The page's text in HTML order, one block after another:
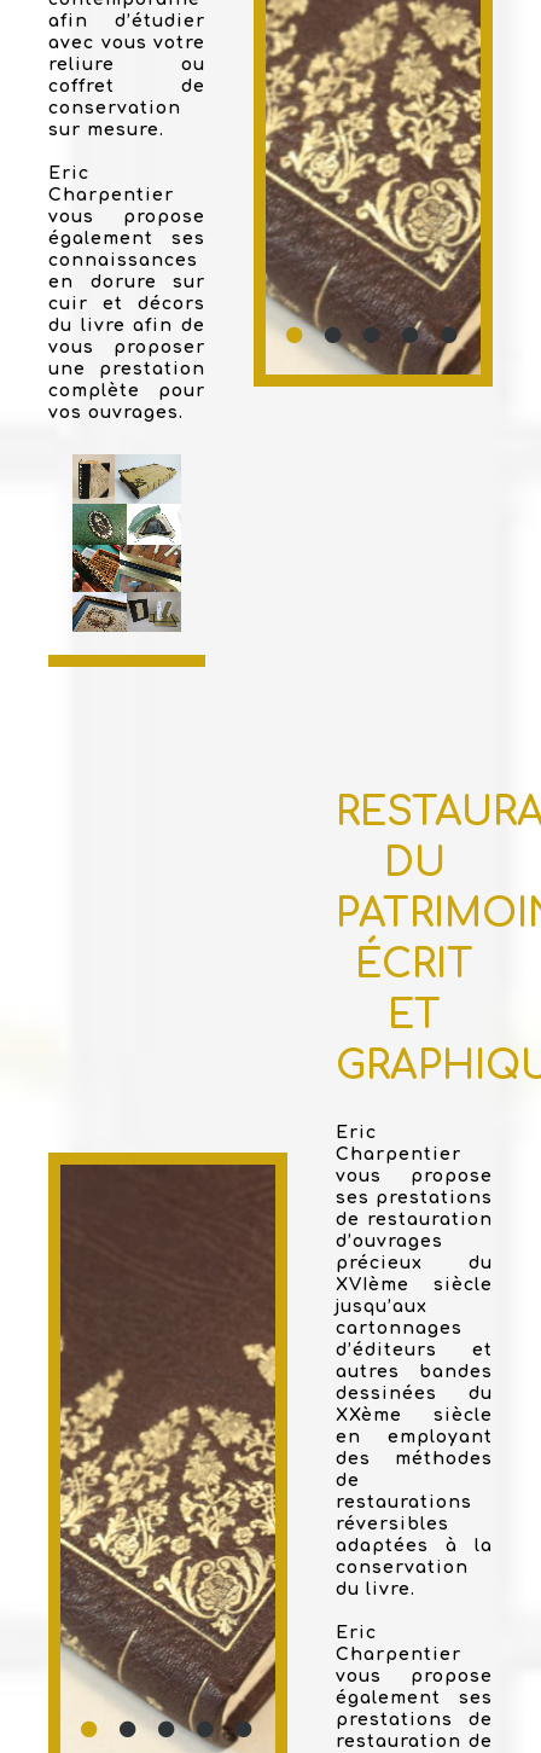
afin d’étudier
avec vous votre
reliure ou
coffret de
conservation
sur mesure.
Eric
Charpentier
vous propose
également ses
connaissances
en dorure sur
cuir et décors
du livre afin de
vous proposer
une prestation
complète pour
vos ouvrages.
DU
ÉCRIT
ET
Eric
Charpentier
vous propose
ses prestations
de restauration
d’ouvrages
précieux du
XVIème siècle
jusqu’aux
cartonnages
d’éditeurs et
autres bandes
dessinées du
XXème siècle
en employant
des méthodes
de
restaurations
réversibles
adaptées à la
conservation
du livre.
Eric
Charpentier
vous propose
également ses
prestations de
restauration de